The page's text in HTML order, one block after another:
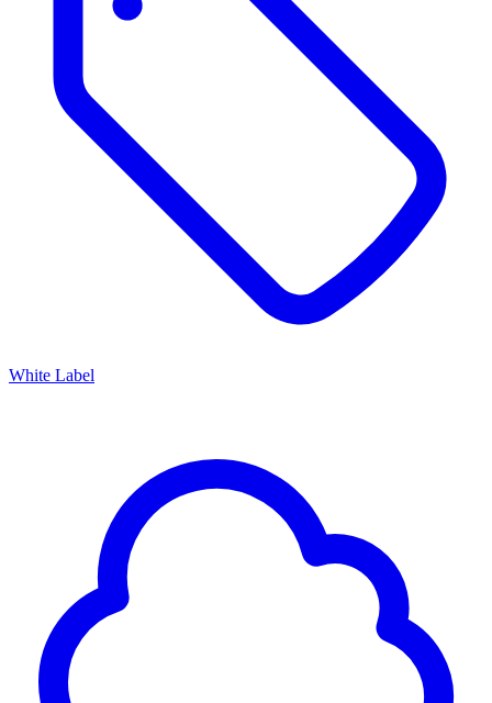
White Label